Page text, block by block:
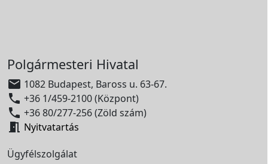
Polgármesteri Hivatal
 1082 Budapest, Baross u. 63-67.
 +36 1/459-2100 (Központ)
 +36 80/277-256 (Zöld szám)
 Nyitvatartás
Ügyfélszolgálat